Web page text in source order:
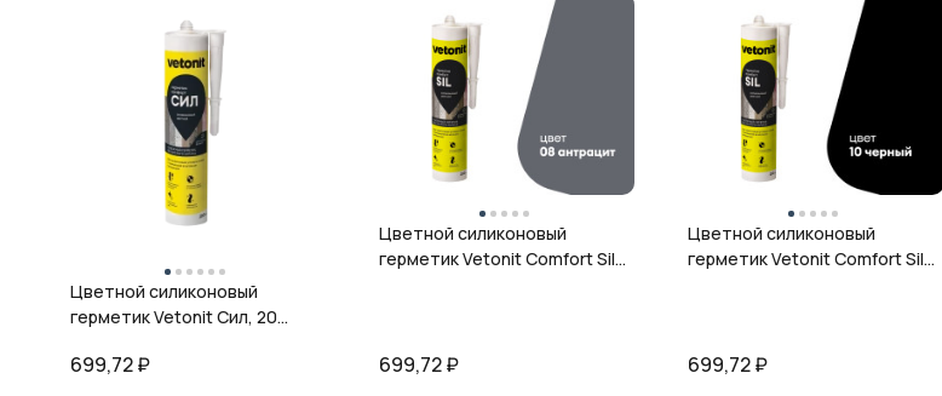
Цветной силиконовый
герметик Vetonit Сил, 20
699,72 ₽
Цветной силиконовый
герметик Vetonit Comfort Sil,
699,72₽
Цветной силиконовый
герметик Vetonit Comfort Sil,
699,72₽